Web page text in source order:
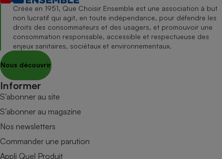
Créée en 1951, Que Choisir Ensemble est une association à but
non lucratif qui agit, en toute indépendance, pour défendre les
droits des consommateurs et des usagers, et promouvoir une
consommation responsable, accessible et respectueuse des
enjeux sanitaires, sociétaux et environnementaux.
Nous découvrir
Informer
S’abonner au site
S’abonner au magazine
Nos newsletters
Commander une parution
Appli Quel Produit